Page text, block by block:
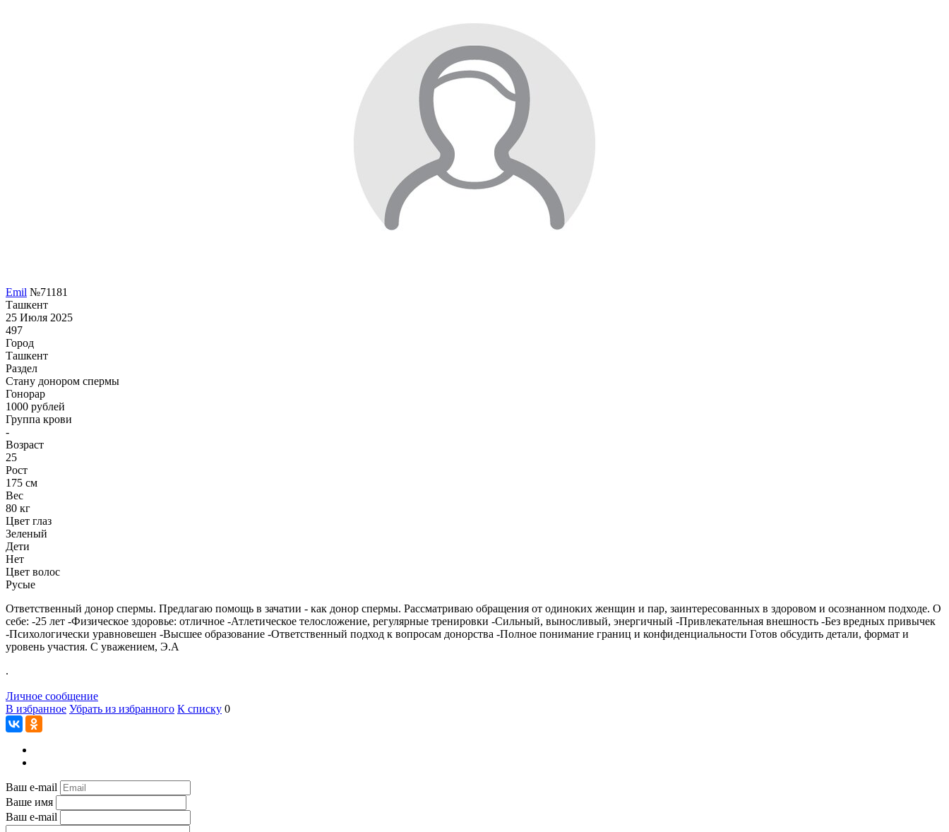
Emil №71181
Ташкент
25 Июля 2025
497
Город
Ташкент
Раздел
Стану донором спермы
Гонoрар
1000 рублей
Группа крови
-
Возраст
25
Рост
175 см
Вес
80 кг
Цвет глаз
Зеленый
Дети
Нет
Цвет волос
Русые
Ответственный донор спермы. Предлагаю помощь в зачатии - как донор спермы. Рассматриваю обращения от одиноких женщин и пар, заинтересованных в здоровом и осознанном подходе. О
себе: -25 лет -Физическое здоровье: отличное -Атлетическое телосложение, регулярные тренировки -Сильный, выносливый, энергичный -Привлекательная внешность -Без вредных привычек
-Психологически уравновешен -Высшее образование -Ответственный подход к вопросам донорства -Полное понимание границ и конфиденциальности Готов обсудить детали, формат и
уровень участия. С уважением, Э.А
.
Личное сообщение
В избранное Убрать из избранного К списку 0
Ваш e-mail
Ваше имя
Ваш e-mail